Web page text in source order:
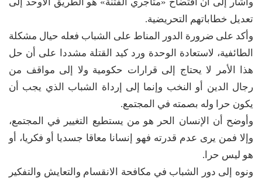
تعديل خطاباتهم التحريضية.
وأكد على ضرورة الدور المناط على الشباب فعله حيال مشكلة
الطائفية، لاستعادة الوحدة ورد كيد القتلة مشددا على أن حل
هذا الأمر لا يحتاج إلى قرارات حكومية ولا إلى مواقف من
رجال الدين أو النخب وإنما إلى إرداة الشباب الذي يجب أن
يكون حرا وله بصمته في المجتمع.
وأوضح أن الإنسان الحر هو من يستطيع التغيير في المجتمع،
وإلا فمن يرى عدم قدرته فهو إنسانا معاقا جسديا أو فكريا، أو
هو ليس حرا.
ونوه إلى دور الشباب في مكافحة الانقسام والتعايش والتفكير